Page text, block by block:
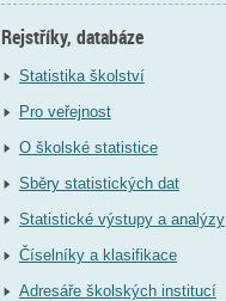
Rejstříky, databáze
Statistika školství
Pro veřejnost
O školské statistice
Sběry statistických dat
Statistické výstupy a analýzy
Číselníky a klasifikace
Adresáře školských institucí